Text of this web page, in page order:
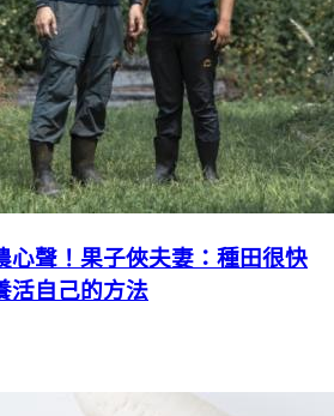
心聲！果子俠夫妻：種田很快
活自己的方法